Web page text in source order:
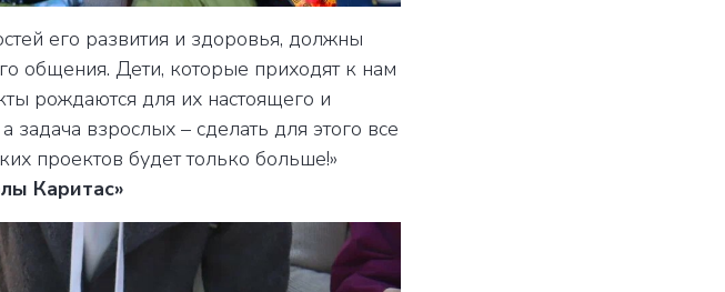
его развития и здоровья, должны
общения. Дети, которые приходят к нам
рождаются для их настоящего и
взрослых – сделать для этого все
проектов будет только больше!»
Каритас»